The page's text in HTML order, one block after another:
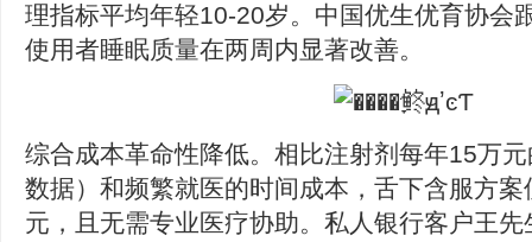
理指标平均年轻10-20岁。中国优生优育协会
使用者睡眠质量在两周内显著改善。
综合成本革命性降低。相比注射剂每年15万
数据）和频繁就医的时间成本，舌下含服方
元，且无需专业医疗协助。私人银行客户王先